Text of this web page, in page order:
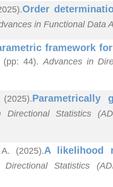
Order
in Functional Data
framework
(pp: 44).Advances in
Parametrically
Directional Statistics
(2025).A likelihood
Statistics